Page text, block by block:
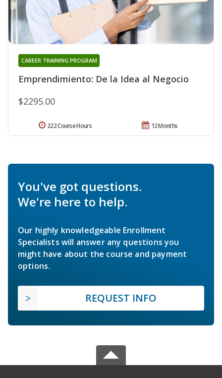
Emprendimiento: De la Idea al Negocio
CAREER TRAINING PROGRAM
$2295.00
12 Months
222 Course Hours
You've got questions.
We're here to help.
Our highly knowledgeable Enrollment
Specialists will answer any questions you
might have about the course and payment
options.
REQUEST INFO